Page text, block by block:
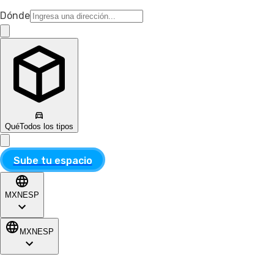
Dónde
QuéTodos los tipos
Sube tu espacio
MXN ESP
MXN ESP